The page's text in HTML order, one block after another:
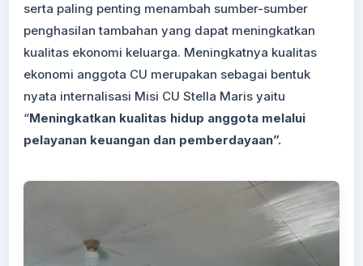
serta paling penting menambah sumber-sumber
penghasilan tambahan yang dapat meningkatkan
kualitas ekonomi keluarga. Meningkatnya kualitas
ekonomi anggota CU merupakan sebagai bentuk
nyata internalisasi Misi CU Stella Maris yaitu
“Meningkatkan kualitas hidup anggota melalui
pelayanan keuangan dan pemberdayaan”.